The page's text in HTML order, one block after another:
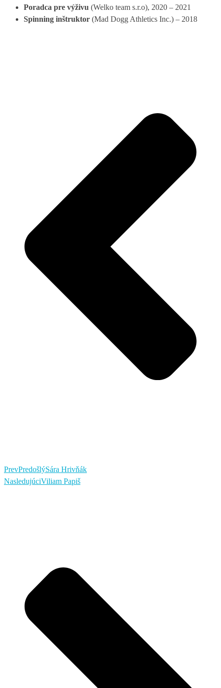
Poradca pre výživu (Welko team s.r.o), 2020 – 2021
Spinning inštruktor (Mad Dogg Athletics Inc.) – 2018
PrevPredošlýSára Hrivňák
NasledujúciViliam Papiš